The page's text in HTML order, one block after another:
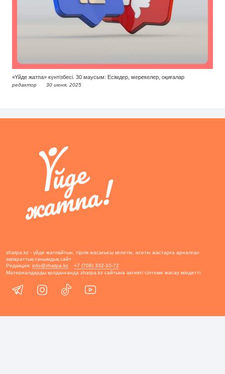
«Үйде жатпа» күнтізбесі. 30 маусым: Есімдер, мерекелер, оқиғалар
редактор 30 июня, 2025
zhatpa.kz - үйде жатпайтын, тірлік жасағысы келетін, өсетін жастарға арналған
ақпараттық-танымдық сайт
Редакция: info@zhatpa.kz
+7 (708) 332-10-72
Материалдарды қолданғанда zhatpa.kz сайтына активті сілтеме жасау міндетті